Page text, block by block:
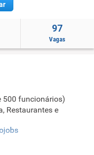
97
Vagas
500 funcionários)
Restaurantes e